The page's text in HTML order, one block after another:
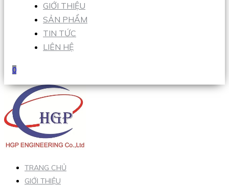
GIỚI THIỆU
SẢN PHẨM
TIN TỨC
LIÊN HỆ
0
TRANG CHỦ
GIỚI THIỆU